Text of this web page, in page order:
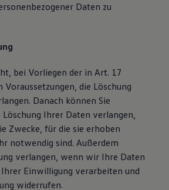
Daten zu
bei Vorliegen der in Art. 17
Voraussetzungen, die Löschung
Danach können Sie
Ihrer Daten verlangen,
Zwecke, für die sie erhoben
notwendig sind. Außerdem
verlangen, wenn wir Ihre Daten
Ihrer Einwilligung verarbeiten und
widerrufen.